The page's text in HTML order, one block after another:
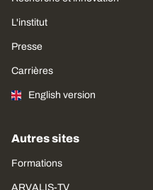
L'institut
Presse
Carrières
English version
Autres sites
Formations
ARVALIS-TV